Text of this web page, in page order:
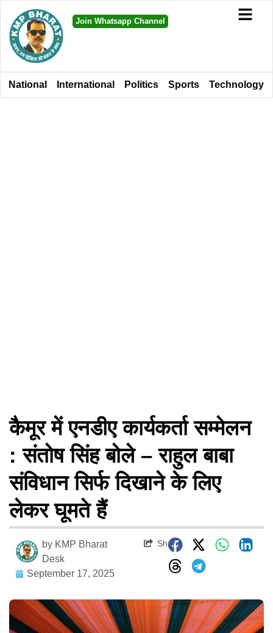
Join Whatsapp Channel
National International Politics Sports Technology
कैमूर में एनडीए कार्यकर्ता सम्मेलन
: संतोष सिंह बोले – राहुल बाबा
संविधान सिर्फ दिखाने के लिए
लेकर घूमते हैं
by KMP Bharat
Desk
September 17, 2025
Share